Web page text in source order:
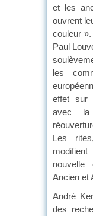
et les
ouvrent
couleur
Paul
les
effet sur
avec la
Les
Ancien et
André
des